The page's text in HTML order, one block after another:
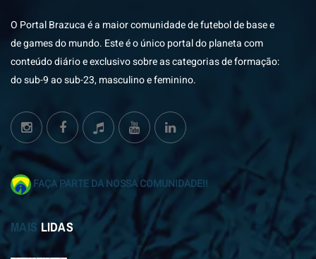
O Portal Brazuca é a maior comunidade de futebol de base e
de games do mundo. Este é o único portal do planeta com
conteúdo diário e exclusivo sobre as categorias de formação:
do sub-9 ao sub-23, masculino e feminino.
FAÇA PARTE DA NOSSA COMUNIDADE!!
MAIS LIDAS